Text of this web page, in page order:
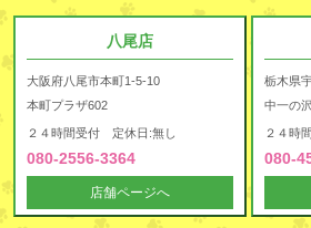
八尾店
大阪府八尾市本町1-5-10
本町プラザ602
２４時間受付 定休日:無し
080-2556-3364
店舗ページへ
栃木県
中一の
２４時
080-